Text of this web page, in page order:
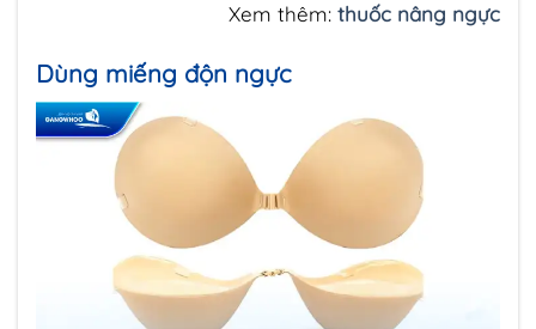
Xem thêm: thuốc nâng ngực
Dùng miếng độn ngực